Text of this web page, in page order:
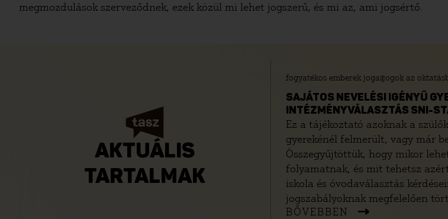
megmozdulások szerveződnek, ezek közül mi lehet jogszerű, és mi az, ami jogsértő.
AKTUÁLIS
TARTALMAK
fogyatékos emberek jogaijogok az
SAJÁTOS NEVELÉSI IGÉNYŰ
INTÉZMÉNYVÁLASZTÁS SNI-
Ez a tájékoztató azoknak a
gyerekénél felmerült, vagy már
Összegyűjtöttük, hogy mikor
folyamatnak, és mit tehetsz
iskola és óvodaválasztás
jogszabályoknak megfelelően
BŐVEBBEN